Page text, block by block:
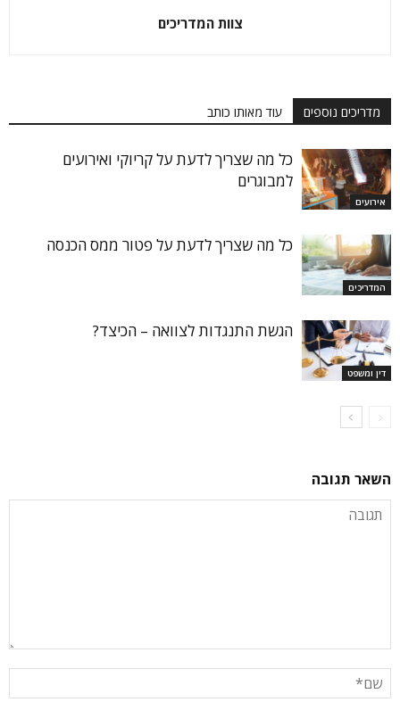
צוות המדריכים
מדריכים נוספים עוד מאותו כותב
אירועים
כל מה שצריך לדעת על קריוקי ואירועים
למבוגרים
המדריכים
כל מה שצריך לדעת על פטור ממס הכנסה
דין ומשפט
הגשת התנגדות לצוואה – הכיצד?
השאר תגובה